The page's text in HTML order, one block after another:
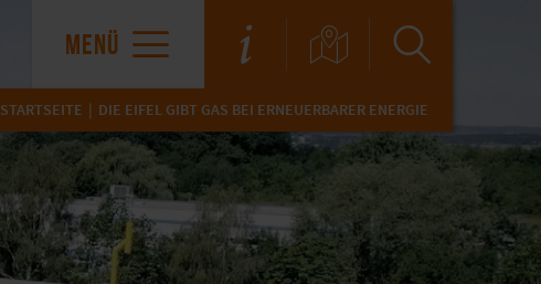
MENÜ
STARTSEITE DIE EIFEL GIBT GAS BEI ERNEUERBARER ENERGIE